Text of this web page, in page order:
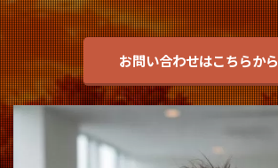
お問い合わせはこちらから